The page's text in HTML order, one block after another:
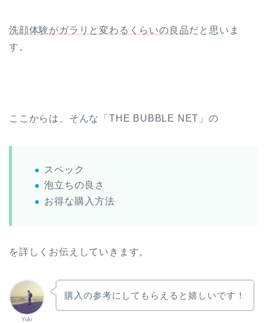
洗顔体験がガラリと変わるくらいの良品だと思いま
す。
ここからは、そんな「THE BUBBLE NET」の
スペック
泡立ちの良さ
お得な購入方法
を詳しくお伝えしていきます。
Yuki
購入の参考にしてもらえると嬉しいです！